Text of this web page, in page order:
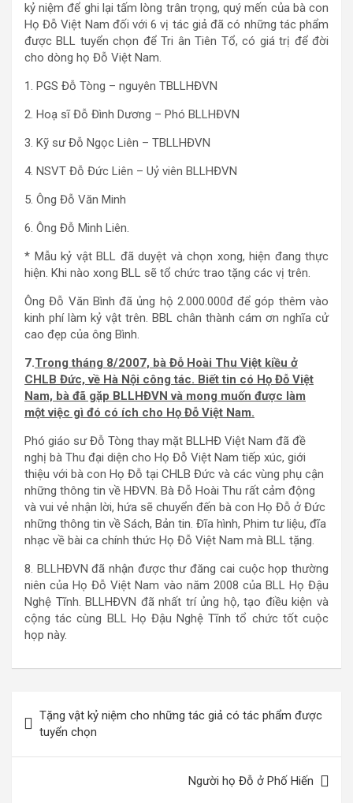
kỷ niệm để ghi lại tấm lòng trân trọng, quý mến của bà con
Họ Đỗ Việt Nam đối với 6 vị tác giả đã có những tác phẩm
được BLL tuyển chọn để Tri ân Tiên Tổ, có giá trị để đời
cho dòng họ Đỗ Việt Nam.
1. PGS Đỗ Tòng – nguyên TBLLHĐVN
2. Hoạ sĩ Đỗ Đình Dương – Phó BLLHĐVN
3. Kỹ sư Đỗ Ngọc Liên – TBLLHĐVN
4. NSVT Đỗ Đức Liên – Uỷ viên BLLHĐVN
5. Ông Đỗ Văn Minh
6. Ông Đỗ Minh Liên.
* Mẫu kỷ vật BLL đã duyệt và chọn xong, hiện đang thực
hiện. Khi nào xong BLL sẽ tổ chức trao tặng các vị trên.
Ông Đỗ Văn Bình đã ủng hộ 2.000.000đ để góp thêm vào
kinh phí làm kỷ vật trên. BBL chân thành cám ơn nghĩa cử
cao đẹp của ông Bình.
7.Trong tháng 8/2007, bà Đỗ Hoài Thu Việt kiều ở
CHLB Đức, về Hà Nội công tác. Biết tin có Họ Đỗ Việt
Nam, bà đã gặp BLLHĐVN và mong muốn được làm
một việc gì đó có ích cho Họ Đỗ Việt Nam.
Phó giáo sư Đỗ Tòng thay mặt BLLHĐ Việt Nam đã đề
nghị bà Thu đại diện cho Họ Đỗ Việt Nam tiếp xúc, giới
thiệu với bà con Họ Đỗ tại CHLB Đức và các vùng phụ cận
những thông tin về HĐVN. Bà Đỗ Hoài Thu rất cảm động
và vui vẻ nhận lời, hứa sẽ chuyển đến bà con Họ Đỗ ở Đức
những thông tin về Sách, Bản tin. Đĩa hình, Phim tư liệu, đĩa
nhạc về bài ca chính thức Họ Đỗ Việt Nam mà BLL tặng.
8. BLLHĐVN đã nhận được thư đăng cai cuộc họp thường
niên của Họ Đỗ Việt Nam vào năm 2008 của BLL Họ Đậu
Nghệ Tĩnh. BLLHĐVN đã nhất trí ủng hộ, tạo điều kiện và
cộng tác cùng BLL Họ Đậu Nghệ Tĩnh tổ chức tốt cuộc
họp này.
hướng
bài
Tặng vật kỷ niệm cho những tác giả có tác phẩm được
tuyển chọn
Người họ Đỗ ở Phố Hiến